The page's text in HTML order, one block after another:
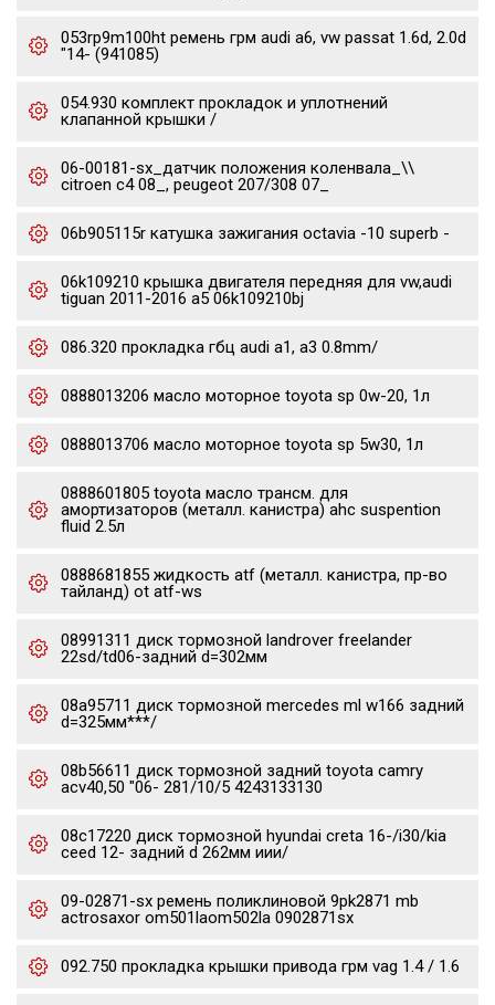
053rp9m100ht ремень грм audi a6, vw passat 1.6d, 2.0d
"14- (941085)
054.930 комплект прокладок и уплотнений
клапанной крышки /
06-00181-sx_датчик положения коленвала_\\
citroen c4 08_, peugeot 207/308 07_
06b905115r катушка зажигания octavia -10 superb -
06k109210 крышка двигателя передняя для vw,audi
tiguan 2011-2016 a5 06k109210bj
086.320 прокладка гбц audi a1, a3 0.8mm/
0888013206 масло моторное toyota sp 0w-20, 1л
0888013706 масло моторное toyota sp 5w30, 1л
0888601805 toyota масло трансм. для
амортизаторов (металл. канистра) ahc suspention
fluid 2.5л
0888681855 жидкость atf (металл. канистра, пр-во
тайланд) ot atf-ws
08991311 диск тормозной landrover freelander
22sd/td06-задний d=302мм
08a95711 диск тормозной mercedes ml w166 задний
d=325мм***/
08b56611 диск тормозной задний toyota camry
acv40,50 "06- 281/10/5 4243133130
08c17220 диск тормозной hyundai creta 16-/i30/kia
ceed 12- задний d 262мм иии/
09-02871-sx ремень поликлиновой 9pk2871 mb
actrosaxor om501laom502la 0902871sx
092.750 прокладка крышки привода грм vag 1.4 / 1.6